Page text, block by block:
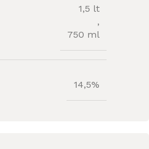
1,5 lt
,
750 ml
14,5%